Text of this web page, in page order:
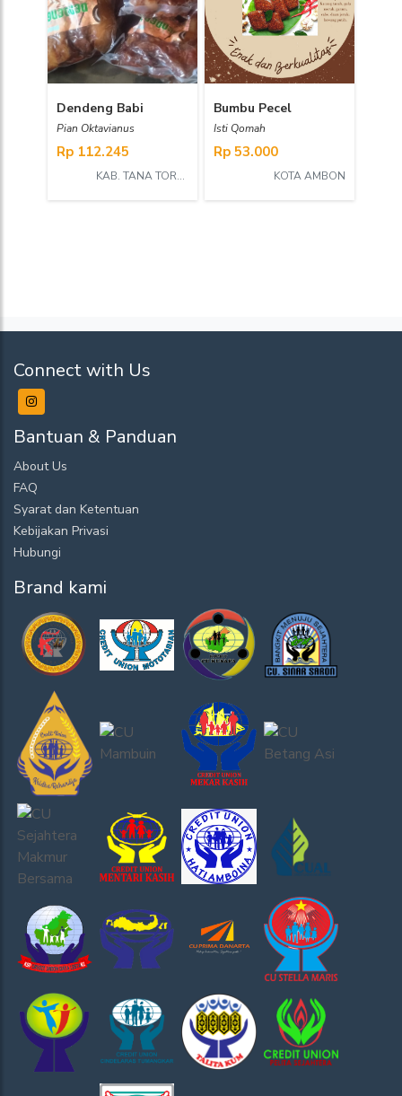
Dendeng Babi
Pian Oktavianus
Rp 112.245
KAB. TANA TORAJA
Bumbu Pecel
Isti Qomah
Rp 53.000
KOTA AMBON
Connect with Us
Bantuan & Panduan
About Us
FAQ
Syarat dan Ketentuan
Kebijakan Privasi
Hubungi
Brand kami